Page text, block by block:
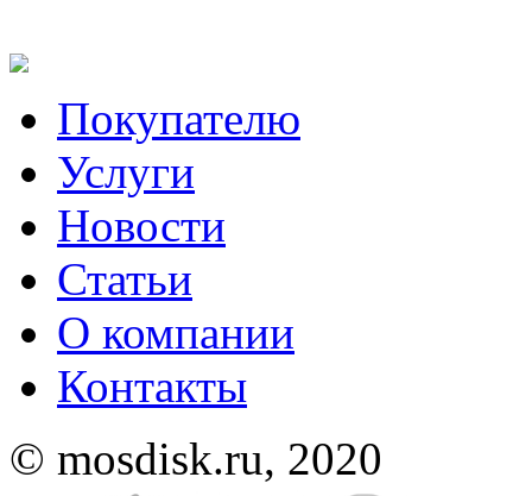
Покупателю
Услуги
Новости
Статьи
О компании
Контакты
© mosdisk.ru, 2020